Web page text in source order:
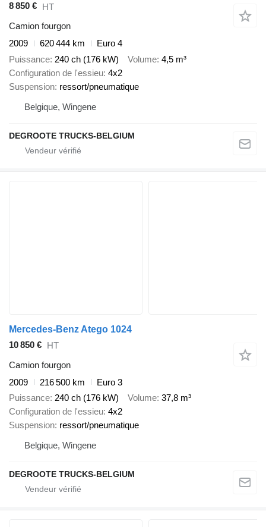
8 850 € HT
Camion fourgon
2009
620 444 km
Euro 4
Puissance 240 ch (176 kW) Volume 4,5 m³
Configuration de l'essieu 4x2
Suspension ressort/pneumatique
Belgique, Wingene
DEGROOTE TRUCKS-BELGIUM
Mercedes-Benz Atego 1024
10 850 € HT
Camion fourgon
2009
216 500 km
Euro 3
Puissance 240 ch (176 kW) Volume 37,8 m³
Configuration de l'essieu 4x2
Suspension ressort/pneumatique
Belgique, Wingene
DEGROOTE TRUCKS-BELGIUM